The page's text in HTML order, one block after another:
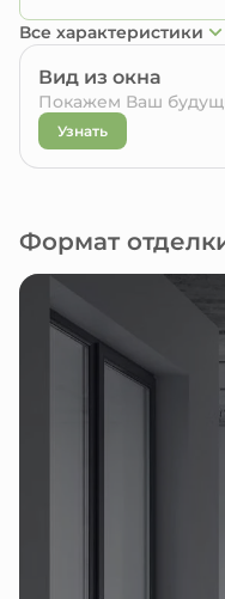
Все характеристики
Вид из окна
Покажем Ваш
Узнать
Формат